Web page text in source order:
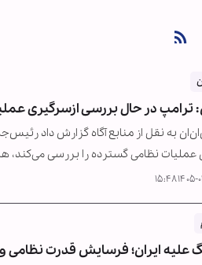
در حال بررسی ازسرگیری
به نقل از منابع آگاه گزارش داد
عملیات نظامی گسترده را بررسی می‌کند،
۲۲ ۱۵:۴۸
علیه ایران؛ فرسایش قدرت نظامی و